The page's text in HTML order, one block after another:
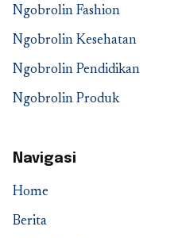
Ngobrolin Fashion
Ngobrolin Kesehatan
Ngobrolin Pendidikan
Ngobrolin Produk
Navigasi
Home
Berita